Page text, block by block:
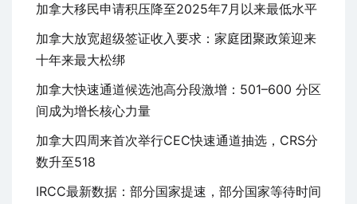
加拿大移民申请积压降至2025年7月以来最低水平
加拿大放宽超级签证收入要求：家庭团聚政策迎来
十年来最大松绑
加拿大快速通道候选池高分段激增：501–600 分区
间成为增长核心力量
加拿大四周来首次举行CEC快速通道抽选，CRS分
数升至518
IRCC最新数据：部分国家提速，部分国家等待时间